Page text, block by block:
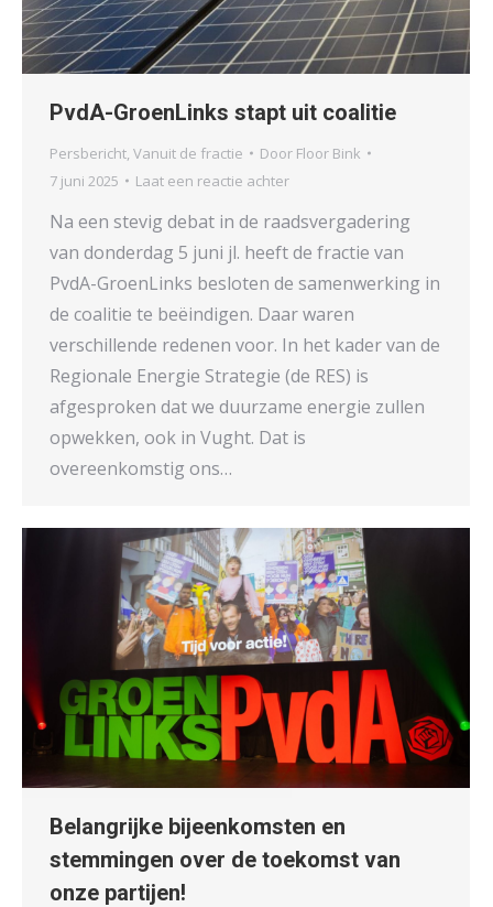
PvdA-GroenLinks stapt uit coalitie
Persbericht Vanuit de fractie Door Floor Bink
7 juni 2025
Laat een reactie achter
Na een stevig debat in de raadsvergadering
van donderdag 5 juni jl. heeft de fractie van
PvdA-GroenLinks besloten de samenwerking in
de coalitie te beëindigen. Daar waren
verschillende redenen voor. In het kader van de
Regionale Energie Strategie (de RES) is
afgesproken dat we duurzame energie zullen
opwekken, ook in Vught. Dat is
overeenkomstig ons…
Belangrijke bijeenkomsten en
stemmingen over de toekomst van
onze partijen!